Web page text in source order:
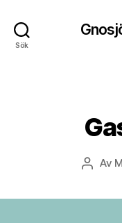
Sök
Av